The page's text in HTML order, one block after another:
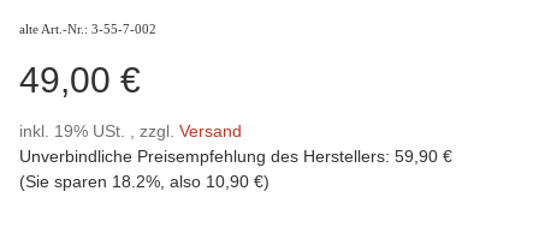
alte Art.-Nr.: 3-55-7-002
49,00 €
inkl. 19% USt. , zzgl. Versand
Unverbindliche Preisempfehlung des Herstellers: 59,90 €
(Sie sparen 18.2% , also 10,90 €)